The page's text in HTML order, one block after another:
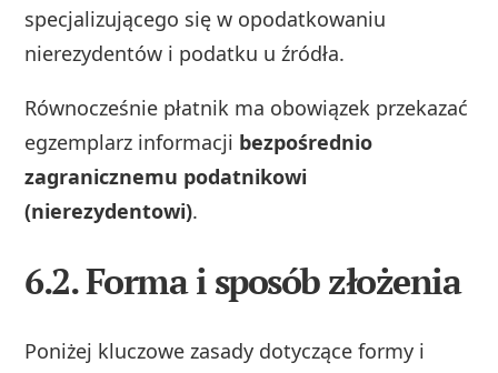
specjalizującego się w opodatkowaniu
nierezydentów i podatku u źródła.
Równocześnie płatnik ma obowiązek przekazać
egzemplarz informacji bezpośrednio
zagranicznemu podatnikowi
(nierezydentowi).
6.2. Forma i sposób złożenia
Poniżej kluczowe zasady dotyczące formy i